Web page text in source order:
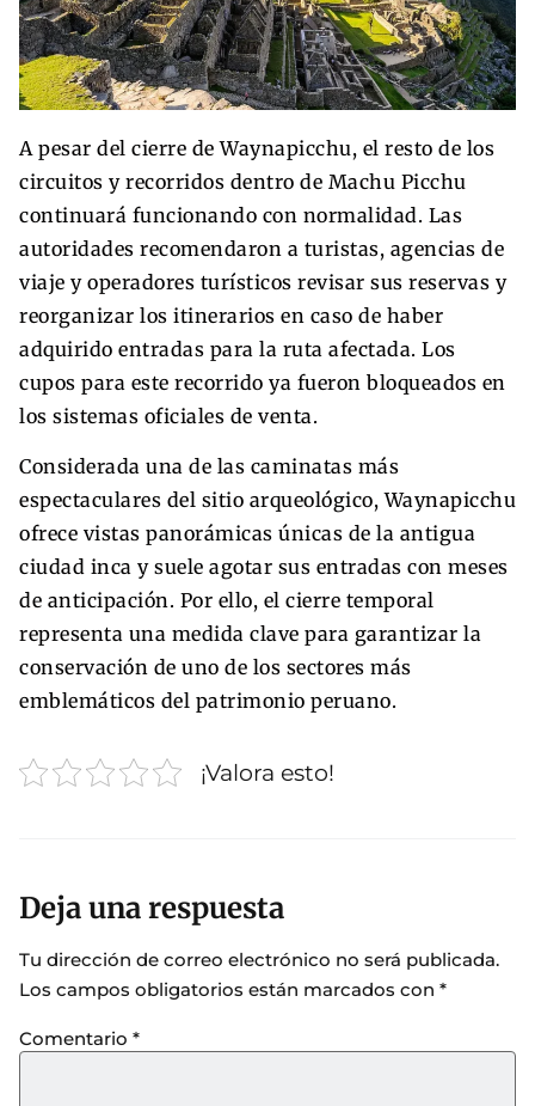
A pesar del cierre de Waynapicchu, el resto de los
circuitos y recorridos dentro de Machu Picchu
continuará funcionando con normalidad. Las
autoridades recomendaron a turistas, agencias de
viaje y operadores turísticos revisar sus reservas y
reorganizar los itinerarios en caso de haber
adquirido entradas para la ruta afectada. Los
cupos para este recorrido ya fueron bloqueados en
los sistemas oficiales de venta.
Considerada una de las caminatas más
espectaculares del sitio arqueológico, Waynapicchu
ofrece vistas panorámicas únicas de la antigua
ciudad inca y suele agotar sus entradas con meses
de anticipación. Por ello, el cierre temporal
representa una medida clave para garantizar la
conservación de uno de los sectores más
emblemáticos del patrimonio peruano.
¡Valora esto!
Deja una respuesta
Tu dirección de correo electrónico no será publicada.
Los campos obligatorios están marcados con *
Comentario *